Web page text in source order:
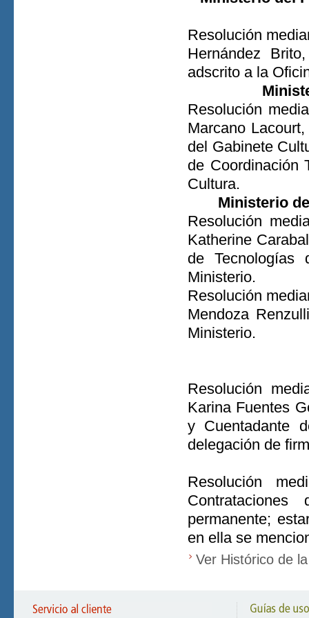
Resolución
Hernández
adscrito a la
Resolución
Marcano
del Gabinete
de Coordinación
Cultura.
Ministerio
Resolución
Katherine
de
Ministerio.
Resolución
Mendoza
Ministerio.
Resolución
Karina Fuentes
y Cuentadante
delegación de
Resolución
permanente;
en ella se
Ver Histórico de